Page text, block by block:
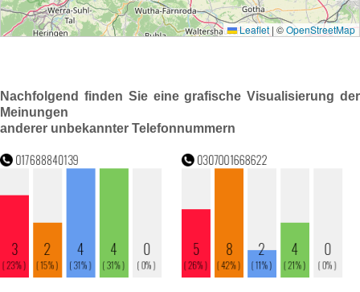
Nachfolgend finden Sie eine grafische Visualisierung der
Meinungen
anderer unbekannter Telefonnummern